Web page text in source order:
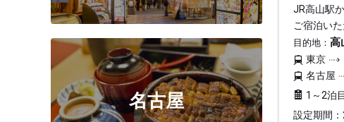
名古屋
JR高山駅
ご宿泊いた
目的地： 高
東京
名古屋
1～2泊
設定期間